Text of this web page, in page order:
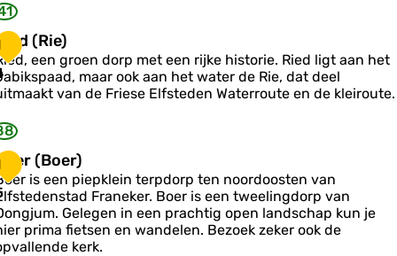
(Rie)
een groen dorp met een rijke historie. Ried ligt aan het
maar ook aan het water de Rie, dat deel
van de Friese Elfsteden Waterroute en de kleiroute.
(Boer)
is een piepklein terpdorp ten noordoosten van
Franeker. Boer is een tweelingdorp van
Gelegen in een prachtig open landschap kun je
prima fietsen en wandelen. Bezoek zeker ook de
kerk.